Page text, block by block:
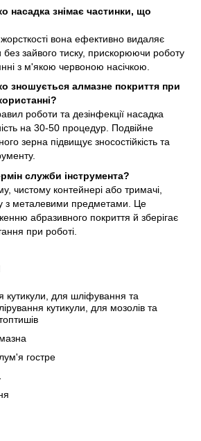
насадка знімає частинки, що
вона ефективно видаляє
без зайвого тиску, прискорюючи роботу
з м'якою червоною насічкою.
зношується алмазне покриття при
роботи та дезінфекції насадка
на 30-50 процедур. Подвійне
зерна підвищує зносостійкість та
служби інструмента?
чистому контейнері або тримачі,
з металевими предметами. Це
абразивного покриття й зберігає
при роботі.
кутикули, для шліфування та
кутикули, для мозолів та
гостре